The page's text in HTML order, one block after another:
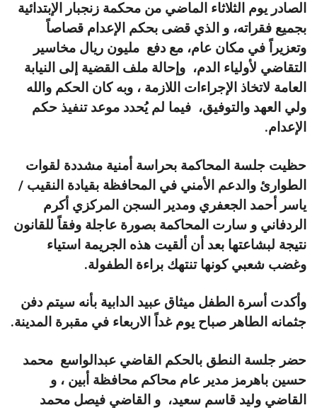
الصادر يوم الثلاثاء الماضي من محكمة زنجبار الإبتدائية
بجميع فقراته، و الذي قضى بحكم الإعدام قصاصاً
وتعزيراً في مكان عام، مع دفع مليون ريال مخاسير
التقاضي لأولياء الدم، وإحالة ملف القضية إلى النيابة
العامة لاتخاذ الإجراءات اللازمة ، وبه كان الحكم والله
ولي العهد والتوفيق، فيما لم يُحدد موعد تنفيذ حكم
الإعدام.
حظيت جلسة المحاكمة بحراسة أمنية مشددة لقوات
الطوارئ والدعم الأمني في المحافظة بقيادة النقيب /
ياسر أحمد الجعفري ومدير السجن المركزي أكرم
الردفاني و سارت المحاكمة بصورة عاجلة وفقاً للقانون
نتيجة لبشاعتها بعد أن ألقيت هذه الجريمة استياء
وغضب شعبي كونها تنتهك براءة الطفولة.
وأكدت أسرة الطفل ميثاق عبيد الدابية بأنه سيتم دفن
جثمانه الطاهر صباح يوم غداً الاربعاء في مقبرة المدينة.
حضر جلسة النطق بالحكم القاضي عبدالواسع محمد
حسين باهرمز مدير عام محاكم محافظة أبين ، و
القاضي وليد قاسم سعيد، و القاضي فيصل محمد